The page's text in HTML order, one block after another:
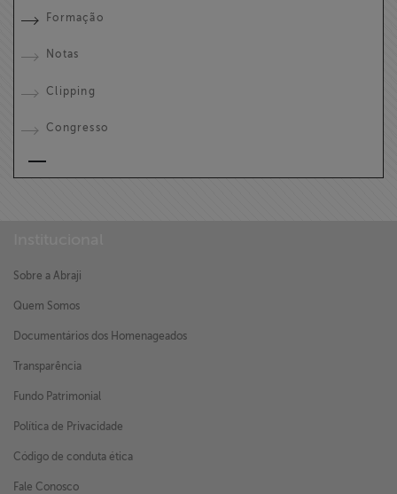
Formação
Notas
Clipping
Congresso
Sobre a Abraji
Quem Somos
Documentários dos Homenageados
Transparência
Fundo Patrimonial
Política de Privacidade
Código de conduta ética
Fale Conosco